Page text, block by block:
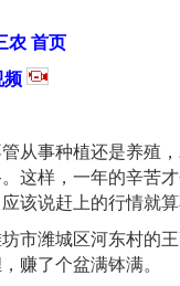
农 首页
频
从事种植还是养殖
这样，一年的辛苦
该说赶上的行情就算
市潍城区河东村的
赚了个盆满钵满。